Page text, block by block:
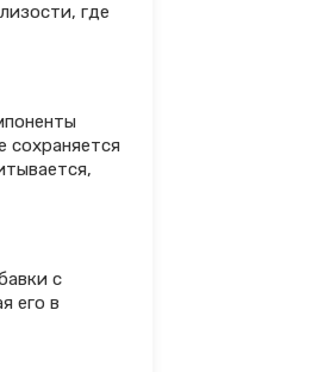
где
сохраняется
с
его в